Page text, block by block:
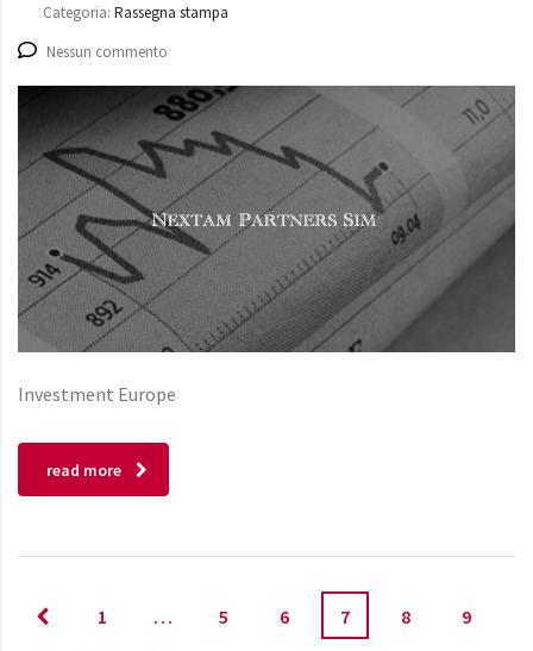
Categoria: Rassegna stampa
Nessun commento
Investment Europe
read more
1 … 5 6 7 8
9